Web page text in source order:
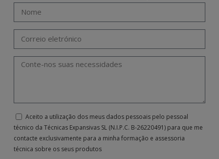
Aceito a utilização dos meus dados pessoais pelo pessoal
técnico da Técnicas Expansivas SL (N.I.P.C. B-26220491) para que me
contacte exclusivamente para a minha formação e assessoria
técnica sobre os seus produtos